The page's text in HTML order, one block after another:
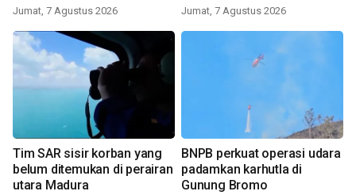
Jumat, 7 Agustus 2026 Jumat, 7 Agustus 2026
Tim SAR sisir korban yang
belum ditemukan di perairan
utara Madura
BNPB perkuat operasi udara
padamkan karhutla di
Gunung Bromo